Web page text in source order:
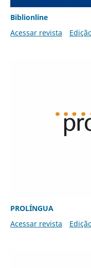
Biblionline
Acessar revista
PROLÍNGUA
Acessar revista